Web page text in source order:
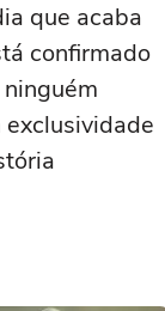
que acaba
confirmado
exclusividade